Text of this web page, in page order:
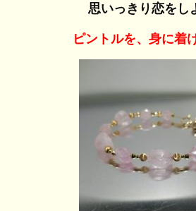
思いっきり恋をし
ピントルを、身に着